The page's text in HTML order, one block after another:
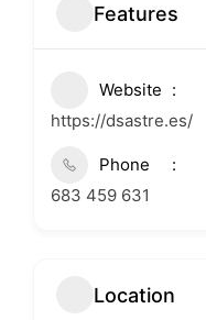
Features
Website
https://dsastre.es/
Phone
683 459 631
Location